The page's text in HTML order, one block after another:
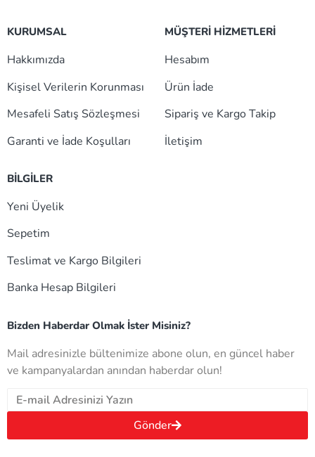
KURUMSAL
Hakkımızda
Kişisel Verilerin Korunması
Mesafeli Satış Sözleşmesi
Garanti ve İade Koşulları
MÜŞTERİ HİZMETLERİ
Hesabım
Ürün İade
Sipariş ve Kargo Takip
İletişim
BİLGİLER
Yeni Üyelik
Sepetim
Teslimat ve Kargo Bilgileri
Banka Hesap Bilgileri
Bizden Haberdar Olmak İster Misiniz?
Mail adresinizle bültenimize abone olun, en güncel haber
ve kampanyalardan anından haberdar olun!
Gönder